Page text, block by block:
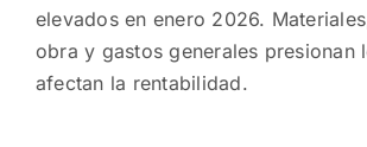
elevados en enero 2026.
obra y gastos generales presionan
afectan la rentabilidad.